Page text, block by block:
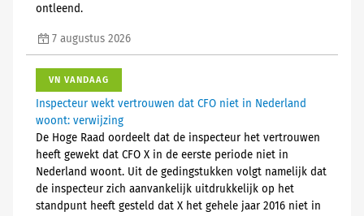
ontleend.
7 augustus 2026
VN VANDAAG
Inspecteur wekt vertrouwen dat CFO niet in Nederland
woont: verwijzing
De Hoge Raad oordeelt dat de inspecteur het vertrouwen
heeft gewekt dat CFO X in de eerste periode niet in
Nederland woont. Uit de gedingstukken volgt namelijk dat
de inspecteur zich aanvankelijk uitdrukkelijk op het
standpunt heeft gesteld dat X het gehele jaar 2016 niet in